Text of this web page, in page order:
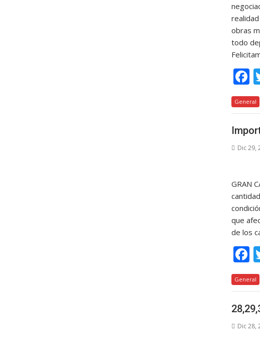
obras
todo
F
e
b
o
o
General
Dic 29,
GRAN
que
de los
F
ac
e
b
o
o
General
Dic 28,